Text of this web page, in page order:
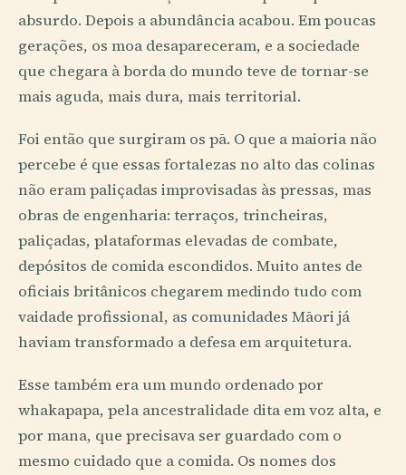
absurdo. Depois a abundância acabou. Em poucas
gerações, os moa desapareceram, e a sociedade
que chegara à borda do mundo teve de tornar-se
mais aguda, mais dura, mais territorial.
Foi então que surgiram os pā. O que a maioria não
percebe é que essas fortalezas no alto das colinas
não eram paliçadas improvisadas às pressas, mas
obras de engenharia: terraços, trincheiras,
paliçadas, plataformas elevadas de combate,
depósitos de comida escondidos. Muito antes de
oficiais britânicos chegarem medindo tudo com
vaidade profissional, as comunidades Māori já
haviam transformado a defesa em arquitetura.
Esse também era um mundo ordenado por
whakapapa, pela ancestralidade dita em voz alta, e
por mana, que precisava ser guardado com o
mesmo cuidado que a comida. Os nomes dos